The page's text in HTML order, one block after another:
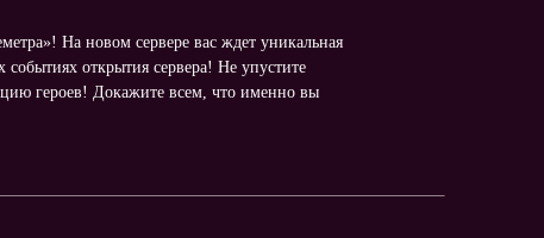
На новом сервере вас ждет уникальная
открытия сервера! Не упустите
героев! Докажите всем, что именно вы